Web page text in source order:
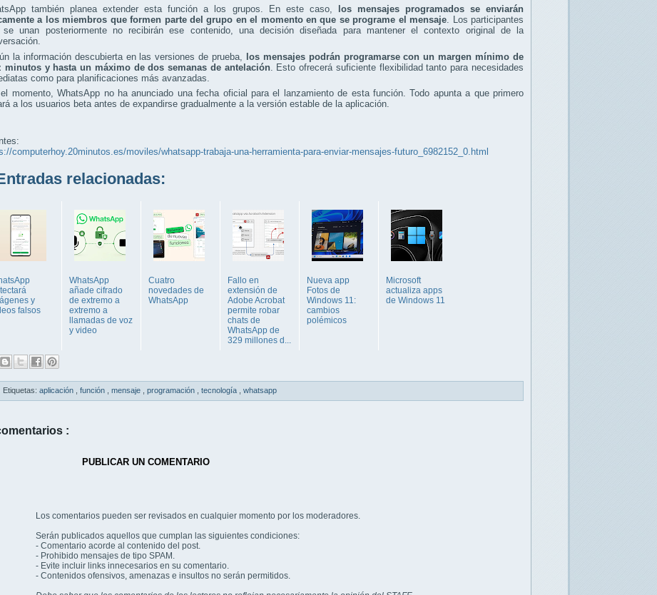
también planea extender esta función a los grupos. En este caso,
los mensajes programados se enviarán
a los miembros que formen parte del grupo en el momento en que se programe el mensaje. Los participantes
se unan posteriormente no recibirán ese contenido, una decisión diseñada para mantener el contexto original de la
la información descubierta en las versiones de prueba,
los mensajes podrán programarse con un margen mínimo de
minutos y hasta un máximo de dos semanas de antelación. Esto ofrecerá suficiente flexibilidad tanto para necesidades
como para planificaciones más avanzadas.
el momento, WhatsApp no ha anunciado una fecha oficial para el lanzamiento de esta función. Todo apunta a que primero
a los usuarios beta antes de expandirse gradualmente a la versión estable de la aplicación.
computerhoy.20minutos.es/moviles/whatsapp-trabaja-una-herramienta-para-enviar-mensajes-futuro_6982152_0.html
relacionadas:
y
falsos
WhatsApp
añade cifrado
de extremo a
extremo a
llamadas de voz
y video
Cuatro
novedades de
WhatsApp
Fallo en
extensión de
Adobe Acrobat
permite robar
chats de
WhatsApp de
329 millones d...
Nueva app
Fotos de
Windows 11:
cambios
polémicos
Microsoft
actualiza apps
de Windows 11
Etiquetas: aplicación función mensaje programación tecnología whatsapp
:
PUBLICAR UN COMENTARIO
Los comentarios pueden ser revisados en cualquier momento por los moderadores.
Serán publicados aquellos que cumplan las siguientes condiciones:
- Comentario acorde al contenido del post.
- Prohibido mensajes de tipo SPAM.
- Evite incluir links innecesarios en su comentario.
- Contenidos ofensivos, amenazas e insultos no serán permitidos.